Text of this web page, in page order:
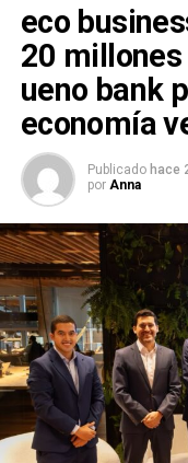
eco
20
ueno bank
economía
Publicado hace
por Anna